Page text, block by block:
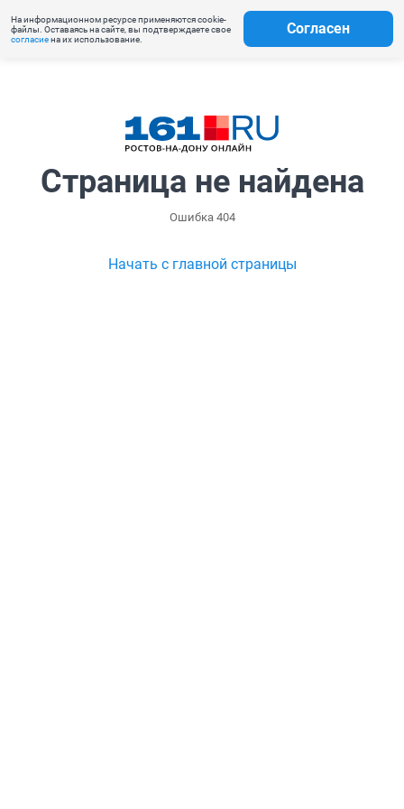
На информационном ресурсе применяются cookie-
файлы. Оставаясь на сайте, вы подтверждаете свое
согласиена их использование.
Согласен
Страница не найдена
Ошибка 404
Начать с главной страницы